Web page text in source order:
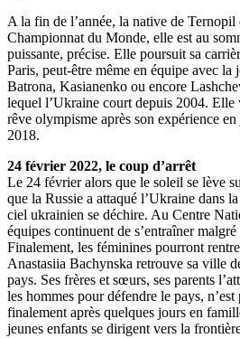
A la fin de l’année, la native de Ternopil
Championnat du Monde, elle est au
puissante, précise. Elle poursuit sa
Paris, peut-être même en équipe avec la
Batrona, Kasianenko ou encore
lequel l’Ukraine court depuis 2004.
rêve olympisme après son expérience
2018.
24 février 2022, le coup d’arrêt
Le 24 février alors que le soleil se lève
que la Russie a attaqué l’Ukraine dans
ciel ukrainien se déchire. Au Centre
équipes continuent de s’entraîner
Finalement, les féminines pourront
Anastasiia Bachynska retrouve sa ville
pays. Ses frères et sœurs, ses parents
les hommes pour défendre le pays,
finalement après quelques jours en
jeunes enfants se dirigent vers la